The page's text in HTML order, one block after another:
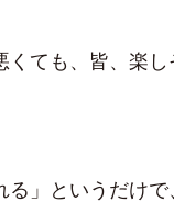
ても、皆、楽し
る」というだけで